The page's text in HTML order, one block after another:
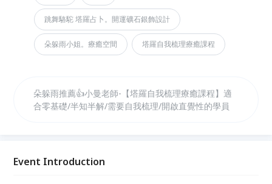
跳舞駱駝 塔羅占卜。開運礦石銀飾設計
朵躲雨小姐。療癒空間 塔羅自我梳理療癒課程
朵躲雨推薦👍小曼老師-【塔羅自我梳理療癒課程】適
合零基礎/半知半解/需要自我梳理/開啟直覺性的學員
Event Introduction